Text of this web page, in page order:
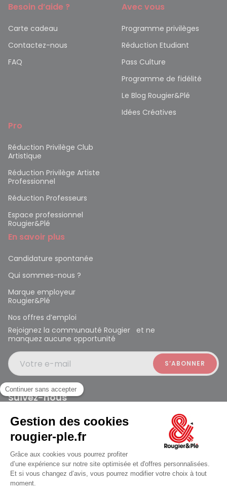
ouvert à 10:00
Besoin d’aide ?
Carte cadeau
Contactez-nous
FAQ
Avec vous
Programme privilèges
Réduction Etudiant
Pass Culture
Programme de fidélité
Le Blog Rougier&Plé
Idées Créatives
Pro
Réduction Privilège Club
Artistique
Réduction Privilège Artiste
Professionnel
Réduction Professeurs
Espace professionnel
Rougier&Plé
En savoir plus
Candidature spontanée
Qui sommes-nous ?
Marque employeur
Rougier&Plé
Nos offres d’emploi
Rejoignez la communauté Rougier et ne
manquez aucune opportunité
Votre e-mail
Suivez-nous
Rougier et Plé 2024 Copyright